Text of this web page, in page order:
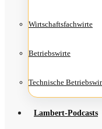
Wirt­schafts­fach­wir­te
Betriebs­wir­te
Tech­ni­sche
Lam­­bert-Pod­­casts